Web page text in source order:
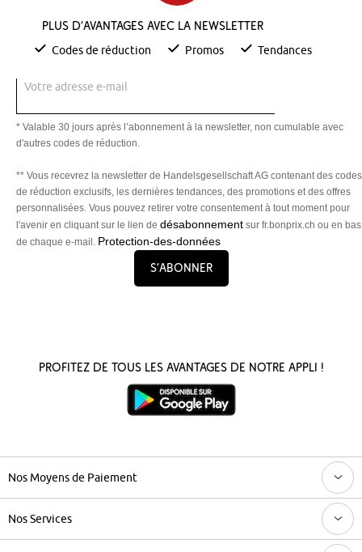
Plus d’avantages avec la newsletter
Codes de réduction Promos Tendances
Votre adresse e-mail
* Valable 30 jours après l’abonnement à la newsletter, non cumulable avec
d'autres codes de réduction.
** Vous recevrez la newsletter de Handelsgesellschaft AG contenant des codes
de réduction exclusifs, les dernières tendances, des promotions et des offres
personnalisées. Vous pouvez retirer votre consentement à tout moment pour
l'avenir en cliquant sur le lien de désabonnement sur fr.bonprix.ch ou en bas
de chaque e-mail. Protection-des-données
S’abonner
Profitez de tous les avantages de notre appli !
Nos Moyens de Paiement
Nos Services